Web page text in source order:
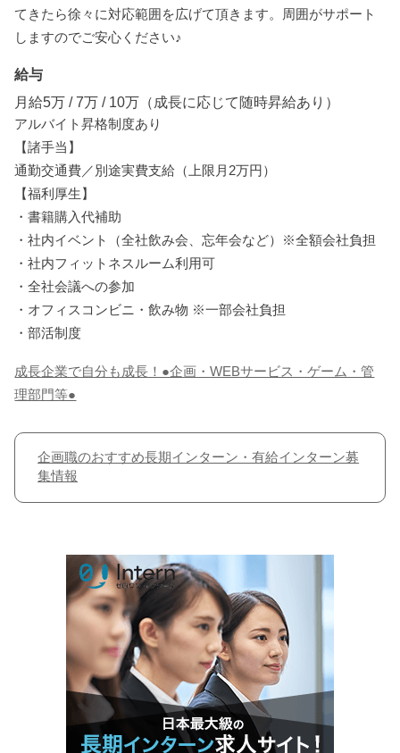
てきたら徐々に対応範囲を広げて頂きます。周囲がサポート
しますのでご安心ください♪
給与
月給5万 / 7万 / 10万（成長に応じて随時昇給あり）
アルバイト昇格制度あり
【諸手当】
通勤交通費／別途実費支給（上限月2万円）
【福利厚生】
・書籍購入代補助
・社内イベント（全社飲み会、忘年会など）※全額会社負担
・社内フィットネスルーム利用可
・全社会議への参加
・オフィスコンビニ・飲み物 ※一部会社負担
・部活制度
成長企業で自分も成長！●企画・WEBサービス・ゲーム・管
理部門等●
企画職のおすすめ長期インターン・有給インターン募
集情報